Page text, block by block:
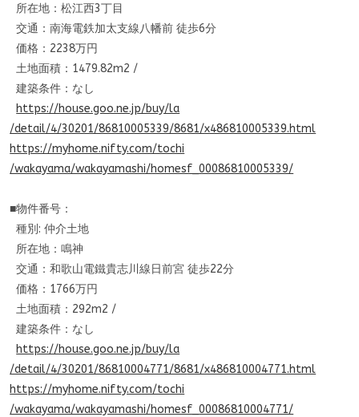
所在地：松江西3丁目
交通：南海電鉄加太支線八幡前 徒歩6分
価格：2238万円
土地面積：1479.82m2 /
建築条件：なし
https://house.goo.ne.jp/buy/la
/detail/4/30201/86810005339/8681/x486810005339.html
https://myhome.nifty.com/tochi
/wakayama/wakayamashi/homesf_00086810005339/
■物件番号：
種別: 仲介土地
所在地：鳴神
交通：和歌山電鐵貴志川線日前宮 徒歩22分
価格：1766万円
土地面積：292m2 /
建築条件：なし
https://house.goo.ne.jp/buy/la
/detail/4/30201/86810004771/8681/x486810004771.html
https://myhome.nifty.com/tochi
/wakayama/wakayamashi/homesf_00086810004771/